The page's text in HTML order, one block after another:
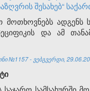
შესახებ“
მოთხოვნებს
და ამ
№1157 - ვებგვერდი,